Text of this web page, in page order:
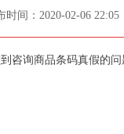
时间： 2020-02-06 22:05
咨询商品条码真假的